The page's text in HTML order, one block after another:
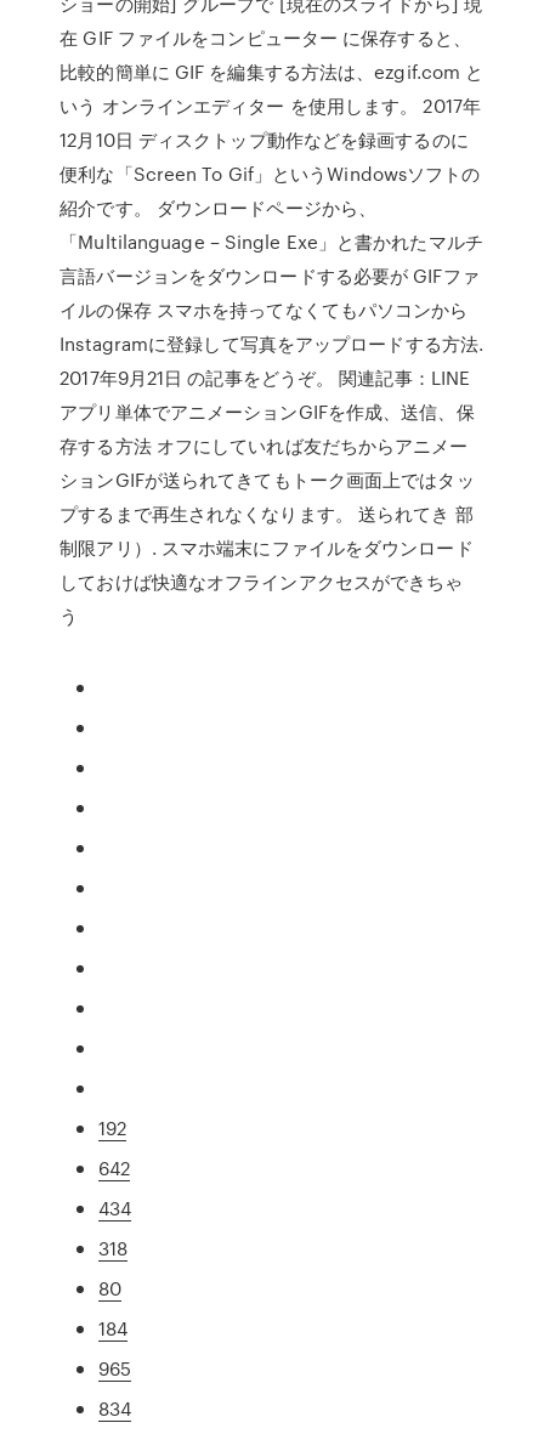
在 GIF ファイルをコンピューター に保存すると、
比較的簡単に GIF を編集する方法は、ezgif.com と
いう オンラインエディター を使用します。 2017年
12月10日 ディスクトップ動作などを録画するのに
便利な「Screen To Gif」というWindowsソフトの
紹介です。 ダウンロードページから、
「Multilanguage – Single Exe」と書かれたマルチ
言語バージョンをダウンロードする必要が GIFファ
イルの保存 スマホを持ってなくてもパソコンから
Instagramに登録して写真をアップロードする方法.
2017年9月21日 の記事をどうぞ。 関連記事：LINE
アプリ単体でアニメーションGIFを作成、送信、保
存する方法 オフにしていれば友だちからアニメー
ションGIFが送られてきてもトーク画面上ではタッ
プするまで再生されなくなります。 送られてき 部
制限アリ）. スマホ端末にファイルをダウンロード
しておけば快適なオフラインアクセスができちゃ
う
192
642
434
318
80
184
965
834